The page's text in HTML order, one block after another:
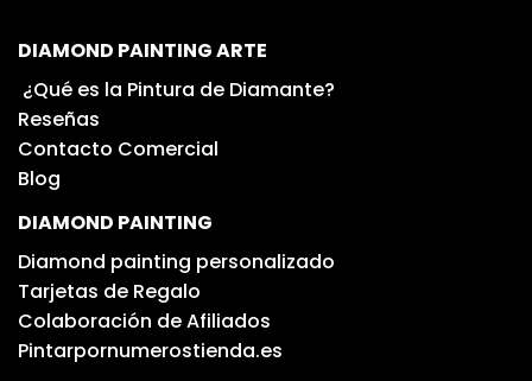
DIAMOND PAINTING ARTE
¿Qué es la Pintura de Diamante?
Reseñas
Contacto Comercial
Blog
DIAMOND PAINTING
Diamond painting personalizado
Tarjetas de Regalo
Colaboración de Afiliados
Pintarpornumerostienda.es